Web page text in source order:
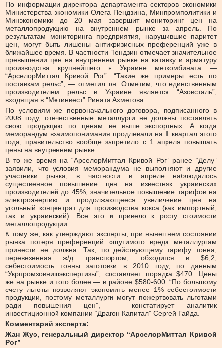
По информации директора департамента секторов экономики
Министерства экономики Олега Пендзина, Минпромполитики и
Минэкономики до 20 мая завершит мониторинг цен на
металлопродукцию на внутреннем рынке за апрель. По
результатам мониторинга предприятия, нарушившие паритет
цен, могут быть лишены антикризисных преференций уже в
ближайшее время. В частности Пендзин отмечает значительное
превышении цен на внутреннем рынке на катанку и арматуру
производства крупнейшего в Украине меткомбината —
“АрселорМиттал Кривой Рог”. “Такие же примеры есть по
поставкам рельс”, — отметил он. Отметим, что единственным
производителем рельс в Украине является “Азовсталь”,
входящая в “Метинвест” Рината Ахметова.
По условиям же первоначального договора, подписанного в
2008 году, отечественные металлурги не должны поставлять
свою продукцию по ценам не выше экспортных. А когда
меморандум взаимопонимания продлевали на II квартал этого
года, правительство вообще запретило с 1 апреля повышать
цены на внутреннем рынке.
В то же время на “АрселорМиттал Кривой Рог” ранее “Делу”
заявили, что условия меморандума не выполняют и другие
участники рынка, в частности в апреле наблюдалось
существенное повышение цен на известняк украинских
производителей до 45%, значительное повышение тарифов на
электроэнергию и продолжающееся увеличение цен на
угольный концентрат для производства кокса (как импортный,
так и украинский). Все это и привело к росту стоимости
металлопродукции.
К тому же, как утверждают эксперты, при нынешнем состоянии
рынка потеря преференций ощутимого вреда металлургам
принести не должна. Так, по действующему тарифу тонна,
перевезенная ж/д транспортом, обходится в $6,2,
себестоимость тонны заготовки в 2010 году, по данным
“Укрпромзовнишэкспертизы”, составляет порядка $470. Цены
же на рынке и того более — в районе $580-600. “По большому
счету льготы позволяют экономить менее 1% себестоимости
продукции, поэтому металлурги могут пожертвовать льготами
ради повышения цен”, — констатирует аналитик
инвестиционной компании “Драгон Капитал” Сергей Гайда.
Комментарий эксперта:
Жан Жуэ, генеральный директор “АрселорМиттал Кривой
Рог”